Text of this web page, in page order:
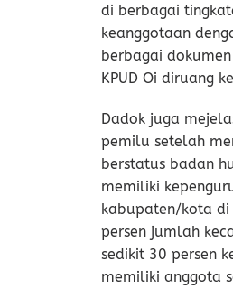
di berbagai
keanggotaan
berbagai
KPUD Oi diruang
Dadok juga
pemilu setelah
berstatus badan
memiliki
kabupaten/kota di
persen jumlah
sedikit 30 persen
memiliki anggota